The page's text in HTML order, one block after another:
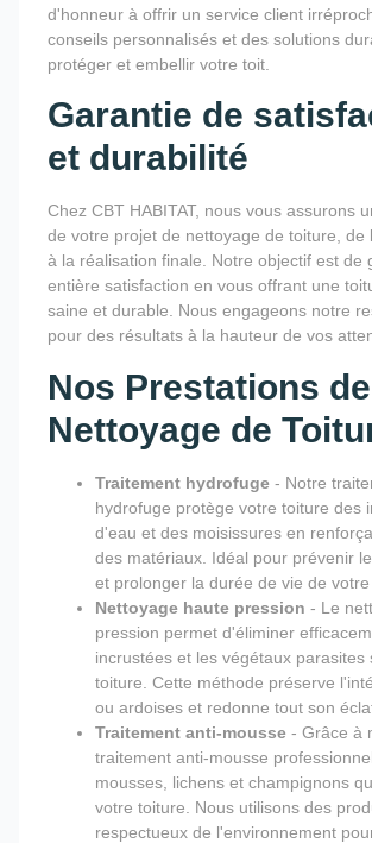
d'honneur à offrir un service client
conseils personnalisés et des solutions
protéger et embellir votre toit.
Garantie de
et durabilité
Chez CBT HABITAT, nous vous assurons
de votre projet de nettoyage de toiture, de
à la réalisation finale. Notre objectif est de
entière satisfaction en vous offrant une
saine et durable. Nous engageons notre
pour des résultats à la hauteur de vos
Nos Prestations de
Nettoyage de
Traitement hydrofuge - Notre
hydrofuge protège votre toiture des
d'eau et des moisissures en
des matériaux. Idéal pour prévenir
et prolonger la durée de vie de votre
Nettoyage haute pression - Le
pression permet d'éliminer
incrustées et les végétaux parasites
toiture. Cette méthode préserve
ou ardoises et redonne tout son
Traitement anti-mousse - Grâce à
traitement anti-mousse
mousses, lichens et champignons
votre toiture. Nous utilisons des
respectueux de l'environnement